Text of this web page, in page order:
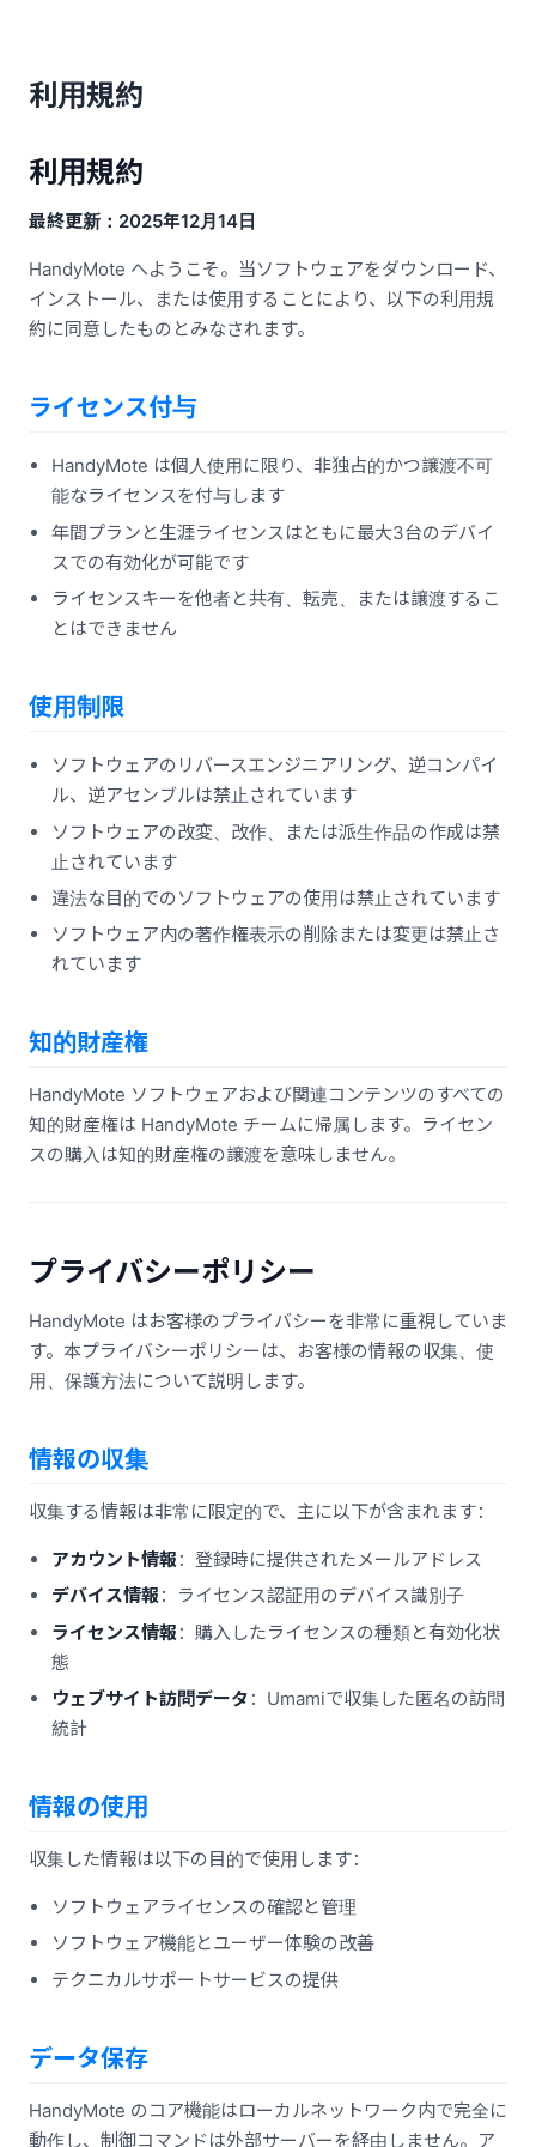
利用規約
利用規約
最終更新：2025年12月14日
HandyMote へようこそ。当ソフトウェアをダウンロード、
インストール、または使用することにより、以下の利用規
約に同意したものとみなされます。
ライセンス付与
HandyMote は個人使用に限り、非独占的かつ譲渡不可
能なライセンスを付与します
年間プランと生涯ライセンスはともに最大3台のデバイ
スでの有効化が可能です
ライセンスキーを他者と共有、転売、または譲渡するこ
とはできません
使用制限
ソフトウェアのリバースエンジニアリング、逆コンパイ
ル、逆アセンブルは禁止されています
ソフトウェアの改変、改作、または派生作品の作成は禁
止されています
違法な目的でのソフトウェアの使用は禁止されています
ソフトウェア内の著作権表示の削除または変更は禁止さ
れています
知的財産権
HandyMote ソフトウェアおよび関連コンテンツのすべての
知的財産権は HandyMote チームに帰属します。ライセン
スの購入は知的財産権の譲渡を意味しません。
プライバシーポリシー
HandyMote はお客様のプライバシーを非常に重視していま
す。本プライバシーポリシーは、お客様の情報の収集、使
用、保護方法について説明します。
情報の収集
収集する情報は非常に限定的で、主に以下が含まれます：
アカウント情報：登録時に提供されたメールアドレス
デバイス情報：ライセンス認証用のデバイス識別子
ライセンス情報 ：購入したライセンスの種類と有効化状
態
ウェブサイト訪問データ ：Umamiで収集した匿名の訪問
統計
情報の使用
収集した情報は以下の目的で使用します：
ソフトウェアライセンスの確認と管理
ソフトウェア機能とユーザー体験の改善
テクニカルサポートサービスの提供
データ保存
HandyMote のコア機能はローカルネットワーク内で完全に
動作し、制御コマンドは外部サーバーを経由しません。ア